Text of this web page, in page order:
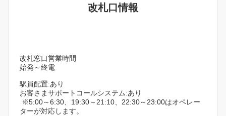
改札口情報
改札窓口営業時間
始発～終電
駅員配置:あり
お客さまサポートコールシステム:あり
※5:00～6:30、19:30～21:10、22:30～23:00はオペレー
ターが対応します。